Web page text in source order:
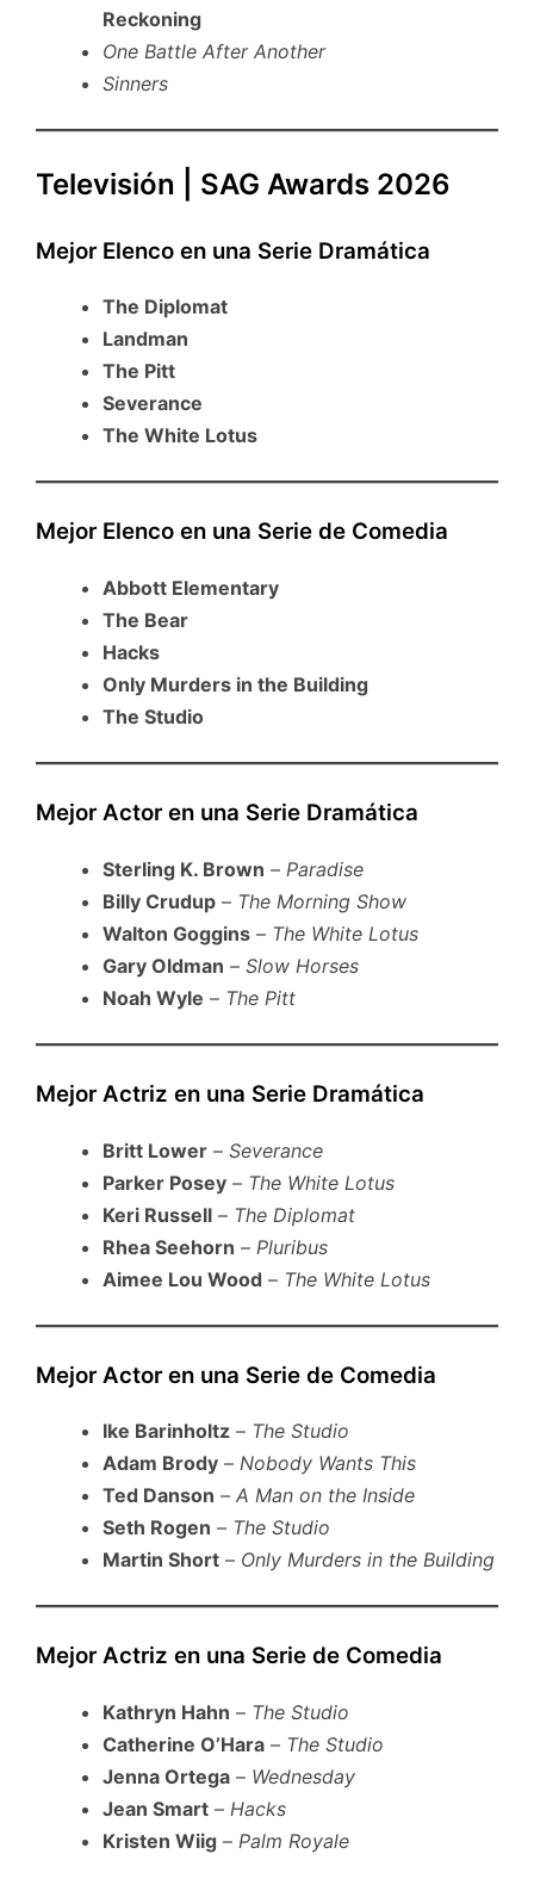
Reckoning
One Battle After Another
Sinners
Televisión | SAG Awards 2026
Mejor Elenco en una Serie Dramática
The Diplomat
Landman
The Pitt
Severance
The White Lotus
Mejor Elenco en una Serie de Comedia
Abbott Elementary
The Bear
Hacks
Only Murders in the Building
The Studio
Mejor Actor en una Serie Dramática
Sterling K. Brown – Paradise
Billy Crudup – The Morning Show
Walton Goggins – The White Lotus
Gary Oldman – Slow Horses
Noah Wyle – The Pitt
Mejor Actriz en una Serie Dramática
Britt Lower – Severance
Parker Posey – The White Lotus
Keri Russell – The Diplomat
Rhea Seehorn – Pluribus
Aimee Lou Wood – The White Lotus
Mejor Actor en una Serie de Comedia
Ike Barinholtz – The Studio
Adam Brody – Nobody Wants This
Ted Danson – A Man on the Inside
Seth Rogen – The Studio
Martin Short – Only Murders in the Building
Mejor Actriz en una Serie de Comedia
Kathryn Hahn – The Studio
Catherine O’Hara – The Studio
Jenna Ortega – Wednesday
Jean Smart – Hacks
Kristen Wiig – Palm Royale